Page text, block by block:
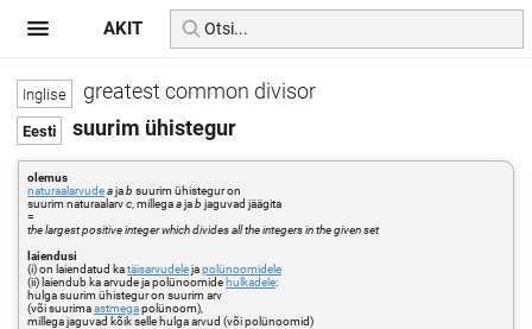
greatest common divisor
suurim ühistegur
olemus
naturaalarvudeajab suurim ühistegur on
suurim naturaalarvc , millegaajab jaguvad jäägita
=
the largest positive integer which divides all the integers in the given set
laiendusi
(i) on laiendatud katäisarvudelejapolünoomidele
(ii) laiendub ka arvude ja polünoomide hulkadele:
hulga suurim ühistegur on suurim arv
(või suurimaastmegapolünoom),
millega jaguvad kõik selle hulga arvud (või polünoomid)
AKIT